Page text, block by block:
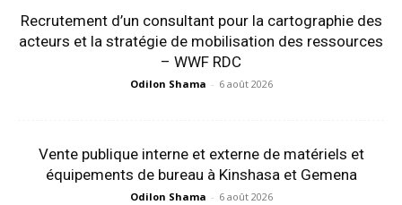
Recrutement d’un consultant pour la cartographie des
acteurs et la stratégie de mobilisation des ressources
– WWF RDC
Odilon Shama - 6 août 2026
Vente publique interne et externe de matériels et
équipements de bureau à Kinshasa et Gemena
Odilon Shama - 6 août 2026